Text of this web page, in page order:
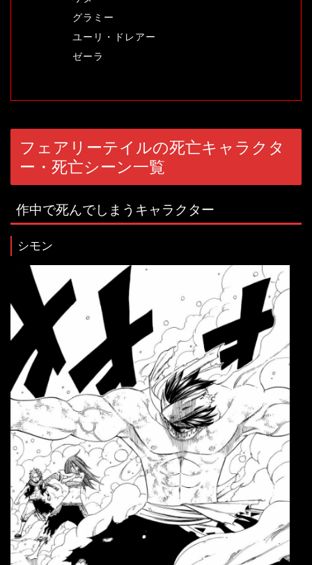
グラミー
ユーリ・ドレアー
ゼーラ
フェアリーテイルの死亡キャラクタ
ー・死亡シーン一覧
作中で死んでしまうキャラクター
シモン